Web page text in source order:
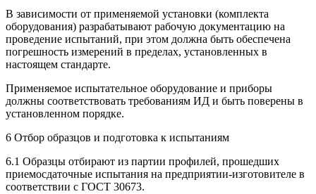
В зависимости от применяемой установки (комплекта
оборудования) разрабатывают рабочую документацию на
проведение испытаний, при этом должна быть обеспечена
погрешность измерений в пределах, установленных в
настоящем стандарте.
Применяемое испытательное оборудование и приборы
должны соответствовать требованиям ИД и быть поверены в
установленном порядке.
6 Отбор образцов и подготовка к испытаниям
6.1 Образцы отбирают из партии профилей, прошедших
приемосдаточные испытания на предприятии-изготовителе в
соответствии с ГОСТ 30673.